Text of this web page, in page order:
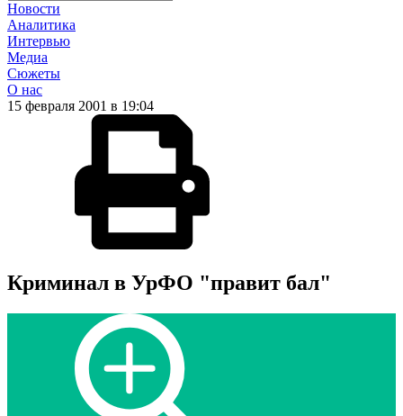
Новости
Аналитика
Интервью
Медиа
Сюжеты
О нас
15 февраля 2001 в 19:04
Криминал в УрФО "правит бал"